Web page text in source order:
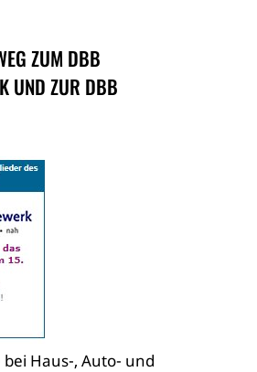
ZUM DBB
UND ZUR DBB
Haus-, Auto- und